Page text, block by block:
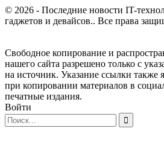
© 2026 - Последние новости IT-
гаджетов и девайсов.. Все права
Свободное копирование и
нашего сайта разрешено только с
на источник. Указание ссылки также
при копировании материалов в
печатные издания.
Войти